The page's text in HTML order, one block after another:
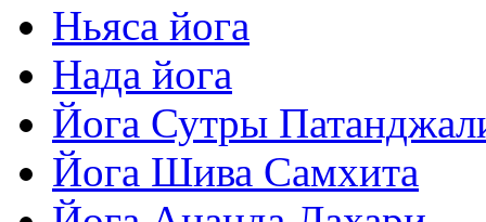
Ньяса йога
Нада йога
Йога Сутры
Йога Шива Самхита